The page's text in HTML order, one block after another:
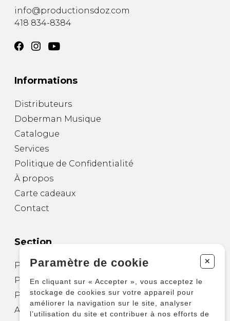
info@productionsdoz.com
418 834-8384
Informations
Distributeurs
Doberman Musique
Catalogue
Services
Politique de Confidentialité
À propos
Carte cadeaux
Contact
Section
Partitions pour guitare
Partitions pour autres instruments
Partitions pour ensembles
Autres produits
Paramètre de cookie +
En cliquant sur « Accepter », vous acceptez le
stockage de cookies sur votre appareil pour
améliorer la navigation sur le site, analyser
l’utilisation du site et contribuer à nos efforts de